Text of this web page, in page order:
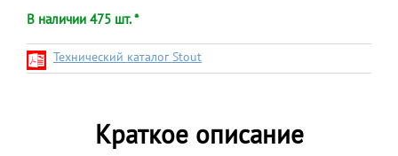
В наличии 475 шт. *
Технический каталог Stout
Краткое описание